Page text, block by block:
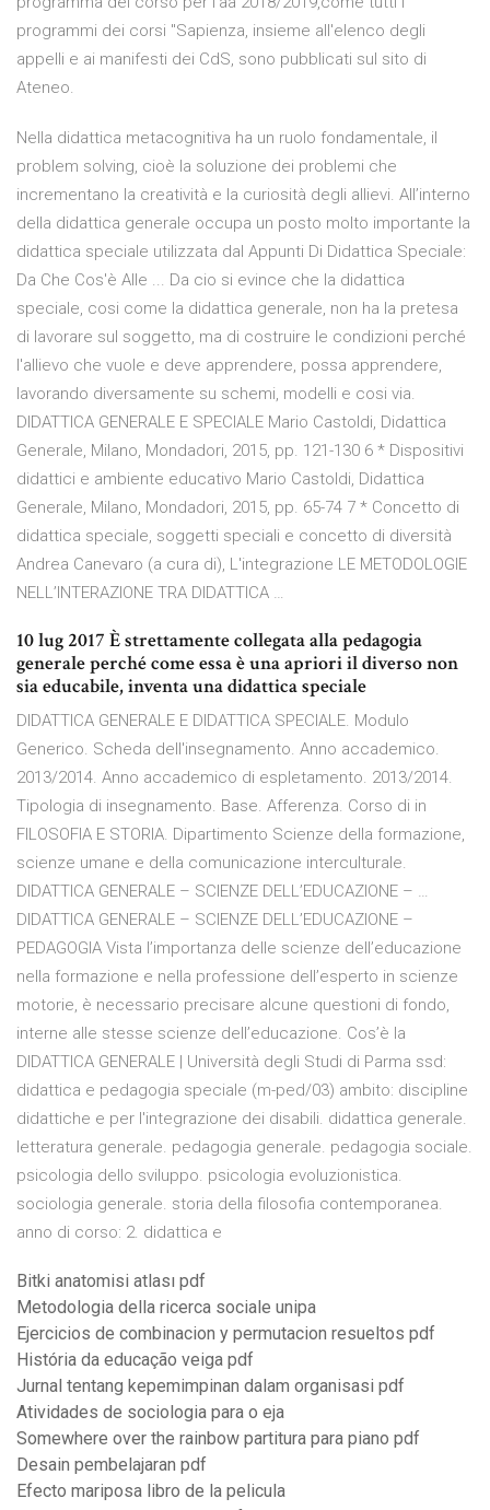
programmi dei corsi "Sapienza, insieme all'elenco degli
appelli e ai manifesti dei CdS, sono pubblicati sul sito di
Ateneo.
Nella didattica metacognitiva ha un ruolo fondamentale, il
problem solving, cioè la soluzione dei problemi che
incrementano la creatività e la curiosità degli allievi. All’interno
della didattica generale occupa un posto molto importante la
didattica speciale utilizzata dal Appunti Di Didattica Speciale:
Da Che Cos'è Alle ... Da cio si evince che la didattica
speciale, cosi come la didattica generale, non ha la pretesa
di lavorare sul soggetto, ma di costruire le condizioni perché
l'allievo che vuole e deve apprendere, possa apprendere,
lavorando diversamente su schemi, modelli e cosi via.
DIDATTICA GENERALE E SPECIALE Mario Castoldi, Didattica
Generale, Milano, Mondadori, 2015, pp. 121-130 6 * Dispositivi
didattici e ambiente educativo Mario Castoldi, Didattica
Generale, Milano, Mondadori, 2015, pp. 65-74 7 * Concetto di
didattica speciale, soggetti speciali e concetto di diversità
Andrea Canevaro (a cura di), L'integrazione LE METODOLOGIE
NELL’INTERAZIONE TRA DIDATTICA …
10 lug 2017 È strettamente collegata alla pedagogia
generale perché come essa è una apriori il diverso non
sia educabile, inventa una didattica speciale
DIDATTICA GENERALE E DIDATTICA SPECIALE. Modulo
Generico. Scheda dell'insegnamento. Anno accademico.
2013/2014. Anno accademico di espletamento. 2013/2014.
Tipologia di insegnamento. Base. Afferenza. Corso di in
FILOSOFIA E STORIA. Dipartimento Scienze della formazione,
scienze umane e della comunicazione interculturale.
DIDATTICA GENERALE – SCIENZE DELL’EDUCAZIONE – …
DIDATTICA GENERALE – SCIENZE DELL’EDUCAZIONE –
PEDAGOGIA Vista l’importanza delle scienze dell’educazione
nella formazione e nella professione dell’esperto in scienze
motorie, è necessario precisare alcune questioni di fondo,
interne alle stesse scienze dell’educazione. Cos’è la
DIDATTICA GENERALE | Università degli Studi di Parma ssd:
didattica e pedagogia speciale (m-ped/03) ambito: discipline
didattiche e per l'integrazione dei disabili. didattica generale.
letteratura generale. pedagogia generale. pedagogia sociale.
psicologia dello sviluppo. psicologia evoluzionistica.
sociologia generale. storia della filosofia contemporanea.
anno di corso: 2. didattica e
Bitki anatomisi atlası pdf
Metodologia della ricerca sociale unipa
Ejercicios de combinacion y permutacion resueltos pdf
História da educação veiga pdf
Jurnal tentang kepemimpinan dalam organisasi pdf
Atividades de sociologia para o eja
Somewhere over the rainbow partitura para piano pdf
Desain pembelajaran pdf
Efecto mariposa libro de la pelicula